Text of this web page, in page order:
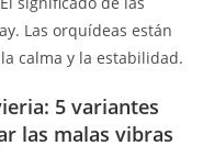
Las orquídeas están
calma y la estabilidad.
5 variantes
las malas vibras